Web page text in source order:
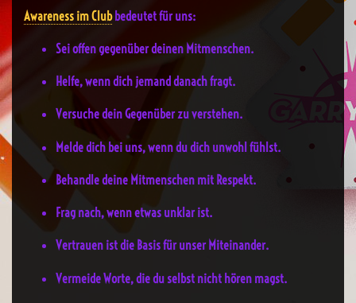
Awareness im Clubbedeutet für uns:
Sei offen gegenüber deinen Mitmenschen.
Helfe, wenn dich jemand danach fragt.
Versuche dein Gegenüber zu verstehen.
Melde dich bei uns, wenn du dich unwohl fühlst.
Behandle deine Mitmenschen mit Respekt.
Frag nach, wenn etwas unklar ist.
Vertrauen ist die Basis für unser Miteinander.
Vermeide Worte, die du selbst nicht hören magst.